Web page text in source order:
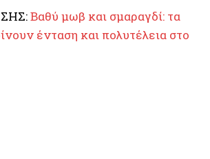
Βαθύ μωβ και σμαραγδί: τα
ένταση και πολυτέλεια στο